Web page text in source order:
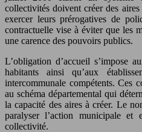
collectivités doivent créer des
exercer leurs prérogatives de
contractuelle vise à éviter que les
une carence des pouvoirs publics.
L’obligation d’accueil s’impose
habitants ainsi qu’aux
intercommunale compétents. Ces
au schéma départemental qui
la capacité des aires à créer. Le
paralyser l’action municipale et
collectivité.